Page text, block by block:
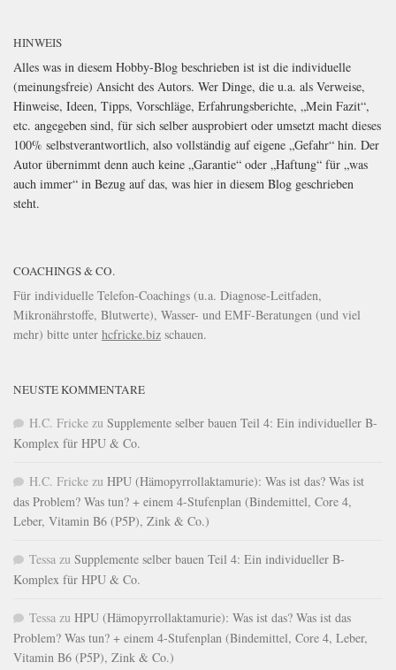
HINWEIS
Alles was in diesem Hobby-Blog beschrieben ist ist die individuelle
(meinungsfreie) Ansicht des Autors. Wer Dinge, die u.a. als Verweise,
Hinweise, Ideen, Tipps, Vorschläge, Erfahrungsberichte, „Mein Fazit“,
etc. angegeben sind, für sich selber ausprobiert oder umsetzt macht dieses
100% selbstverantwortlich, also vollständig auf eigene „Gefahr“ hin. Der
Autor übernimmt denn auch keine „Garantie“ oder „Haftung“ für „was
auch immer“ in Bezug auf das, was hier in diesem Blog geschrieben
steht.
COACHINGS & CO.
Für individuelle Telefon-Coachings (u.a. Diagnose-Leitfaden,
Mikronährstoffe, Blutwerte), Wasser- und EMF-Beratungen (und viel
mehr) bitte unter hcfricke.biz schauen.
NEUSTE KOMMENTARE
H.C. Fricke zu Supplemente selber bauen Teil 4: Ein individueller B-
Komplex für HPU & Co.
H.C. Fricke zu HPU (Hämopyrrollaktamurie): Was ist das? Was ist
das Problem? Was tun? + einem 4-Stufenplan (Bindemittel, Core 4,
Leber, Vitamin B6 (P5P), Zink & Co.)
Tessa zu Supplemente selber bauen Teil 4: Ein individueller B-
Komplex für HPU & Co.
Tessa zu HPU (Hämopyrrollaktamurie): Was ist das? Was ist das
Problem? Was tun? + einem 4-Stufenplan (Bindemittel, Core 4, Leber,
Vitamin B6 (P5P), Zink & Co.)